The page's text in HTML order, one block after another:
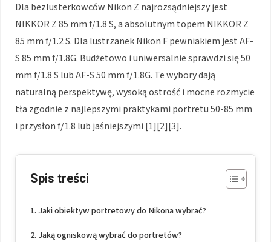
Dla bezlusterkowców Nikon Z najrozsądniejszy jest
NIKKOR Z 85 mm f/1.8 S, a absolutnym topem NIKKOR Z
85 mm f/1.2 S. Dla lustrzanek Nikon F pewniakiem jest AF-
S 85 mm f/1.8G. Budżetowo i uniwersalnie sprawdzi się 50
mm f/1.8 S lub AF-S 50 mm f/1.8G. Te wybory dają
naturalną perspektywę, wysoką ostrość i mocne rozmycie
tła zgodnie z najlepszymi praktykami portretu 50-85 mm
i przysłon f/1.8 lub jaśniejszymi [1][2][3].
Spis treści
Jaki obiektyw portretowy do Nikona wybrać?
Jaką ogniskową wybrać do portretów?